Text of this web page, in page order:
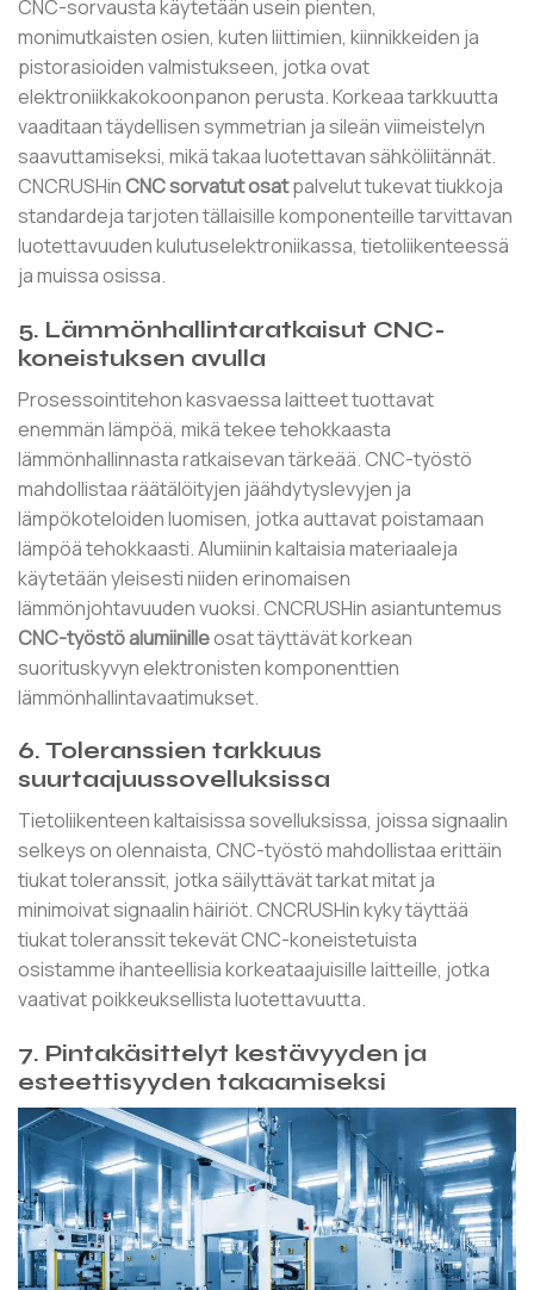
CNC-sorvausta käytetään usein pienten,
monimutkaisten osien, kuten liittimien, kiinnikkeiden ja
pistorasioiden valmistukseen, jotka ovat
elektroniikkakokoonpanon perusta. Korkeaa tarkkuutta
vaaditaan täydellisen symmetrian ja sileän viimeistelyn
saavuttamiseksi, mikä takaa luotettavan sähköliitännät.
CNCRUSHinCNC sorvatut osatpalvelut tukevat tiukkoja
standardeja tarjoten tällaisille komponenteille tarvittavan
luotettavuuden kulutuselektroniikassa, tietoliikenteessä
ja muissa osissa.
5. Lämmönhallintaratkaisut CNC-
koneistuksen avulla
Prosessointitehon kasvaessa laitteet tuottavat
enemmän lämpöä, mikä tekee tehokkaasta
lämmönhallinnasta ratkaisevan tärkeää. CNC-työstö
mahdollistaa räätälöityjen jäähdytyslevyjen ja
lämpökoteloiden luomisen, jotka auttavat poistamaan
lämpöä tehokkaasti. Alumiinin kaltaisia ​​materiaaleja
käytetään yleisesti niiden erinomaisen
lämmönjohtavuuden vuoksi. CNCRUSHin asiantuntemus
CNC-työstö alumiinilleosat täyttävät korkean
suorituskyvyn elektronisten komponenttien
lämmönhallintavaatimukset.
6. Toleranssien tarkkuus
suurtaajuussovelluksissa
Tietoliikenteen kaltaisissa sovelluksissa, joissa signaalin
selkeys on olennaista, CNC-työstö mahdollistaa erittäin
tiukat toleranssit, jotka säilyttävät tarkat mitat ja
minimoivat signaalin häiriöt. CNCRUSHin kyky täyttää
tiukat toleranssit tekevät CNC-koneistetuista
osistamme ihanteellisia korkeataajuisille laitteille, jotka
vaativat poikkeuksellista luotettavuutta.
7. Pintakäsittelyt kestävyyden ja
esteettisyyden takaamiseksi